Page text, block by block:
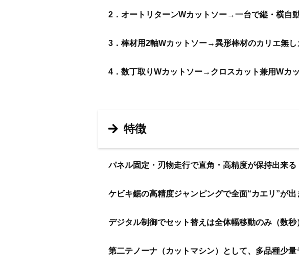
2．オートリターンWカットソー→一台で縦・横自
3．棒材用2軸Wカットソー→異形棒材のカリエ無し
4．数丁取りWカットソー→クロスカット兼用Wカ
特徴
パネル固定・刃物走行で直角・高精度が保持出来る
ケビキ鋸の高精度ジャンピングで全面“カエリ”が出
デジタル制御でセット替えは全体幅移動のみ（数秒
第二テノーナ（カットマシン）として、多品種少量